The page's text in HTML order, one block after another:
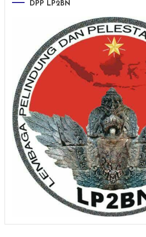
DPP LP2BN